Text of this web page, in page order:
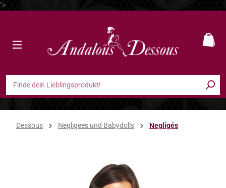
">
Dessous Negligees und Babydolls Negligés